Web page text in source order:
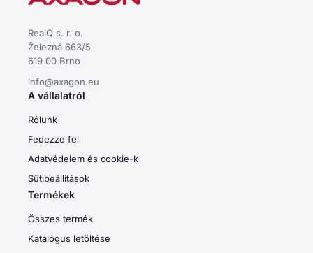
RealQ s. r. o.
Železná 663/5
619 00 Brno
info@axagon.eu
A vállalatról
Rólunk
Fedezze fel
Adatvédelem és cookie-k
Sütibeállítások
Termékek
Összes termék
Katalógus letöltése